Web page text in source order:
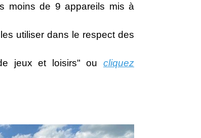
moins de 9 appareils mis à
utiliser dans le respect des
jeux et loisirs" ou cliquez